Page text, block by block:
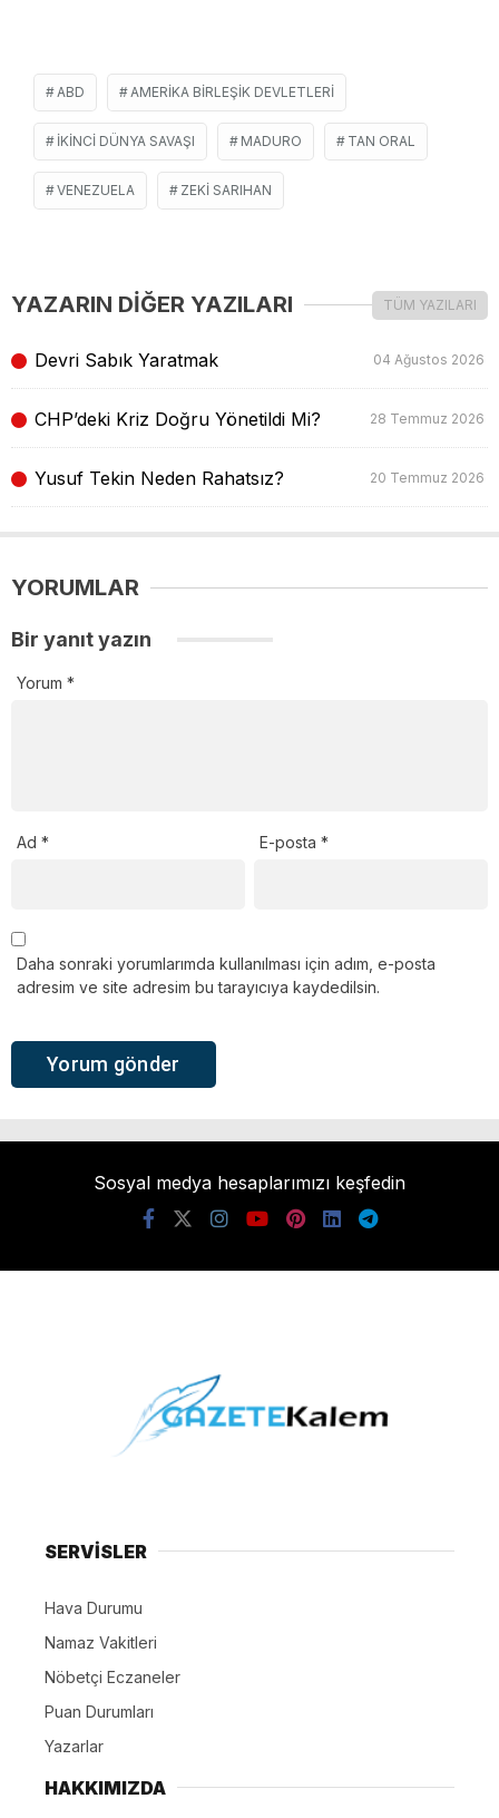
ABD AMERIKA BIRLEŞIK DEVLETLERI
İKINCI DÜNYA SAVAŞI MADURO TAN ORAL
VENEZUELA ZEKI SARIHAN
YAZARIN DİĞER YAZILARI TÜM YAZILARI
Devri Sabık Yaratmak 04 Ağustos 2026
CHP’deki Kriz Doğru Yönetildi Mi? 28 Temmuz 2026
Yusuf Tekin Neden Rahatsız? 20 Temmuz 2026
YORUMLAR
Bir yanıt yazın
Yorum *
Ad * E-posta*
Daha sonraki yorumlarımda kullanılması için adım, e-posta
adresim ve site adresim bu tarayıcıya kaydedilsin.
Sosyal medya hesaplarımızı keşfedin
SERVİSLER
Hava Durumu
Namaz Vakitleri
Nöbetçi Eczaneler
Puan Durumları
Yazarlar
HAKKIMIZDA